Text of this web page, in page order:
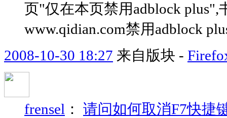
页"仅在本页禁用adblock
www.qidian.com禁用adblock
2008-10-30 18:27 来自版块 -
frensel ： 请问如何取消F7快捷